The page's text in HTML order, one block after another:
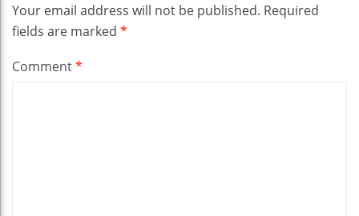
Your email address will not be published. Required
fields are marked *
Comment*